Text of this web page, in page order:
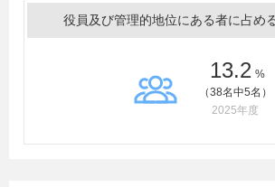
役員及び管理的地位にある者に占め
13.2 %
（38名中5名）
2025年度